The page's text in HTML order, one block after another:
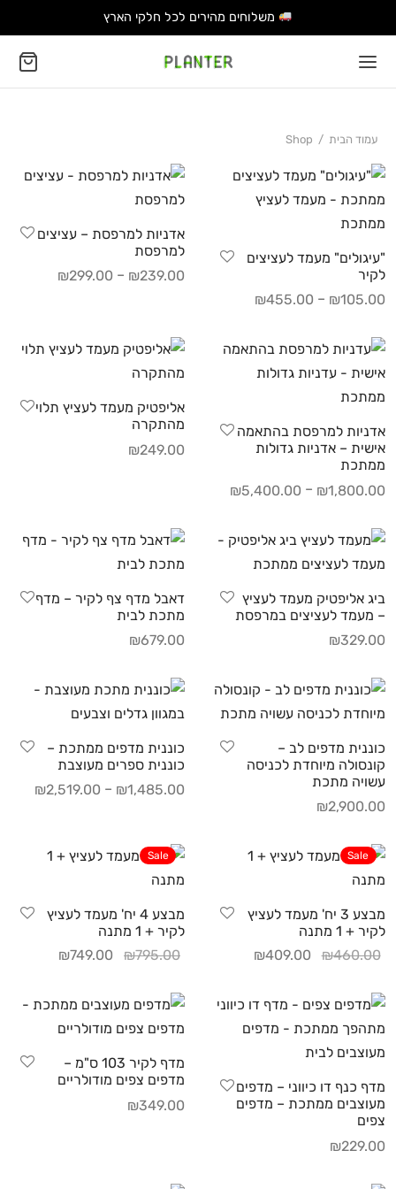
משלוחים מהירים לכל חלקי הארץ
עמוד הבית /
"עיגולים" מעמד לעציצים
לקיר
₪105.00
–
₪455.00
אדניות למרפסת – עציצים
למרפסת
₪239.00
–
₪299.00
אדניות למרפסת בהתאמה
אישית – אדניות גדולות
ממתכת
₪1,800.00
–
₪5,400.00
אליפטיק מעמד לעציץ תלוי
מהתקרה
₪249.00
ביג אליפטיק מעמד לעציץ
– מעמד לעציצים במרפסת
₪329.00
דאבל מדף צף לקיר – מדף
מתכת לבית
₪679.00
כוננית מדפים לב –
קונסולה מיוחדת לכניסה
עשויה מתכת
₪2,900.00
כוננית מדפים ממתכת –
כוננית ספרים מעוצבת
₪1,485.00
–
₪2,519.00
Sale
מבצע 3 יח' מעמד לעציץ
לקיר + 1 מתנה
₪460.00
₪409.00
Sale
מבצע 4 יח' מעמד לעציץ
לקיר + 1 מתנה
₪795.00
₪749.00
מדף כנף דו כיווני – מדפים
מעוצבים ממתכת – מדפים
צפים
₪229.00
מדף לקיר 103 ס"מ –
מדפים צפים מודולריים
₪349.00